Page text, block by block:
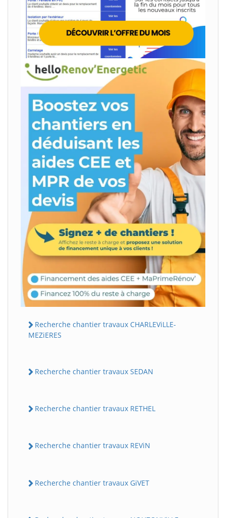
Recherche chantier travaux CHARLEViLLE-
MEZiERES
Recherche chantier travaux SEDAN
Recherche chantier travaux RETHEL
Recherche chantier travaux REViN
Recherche chantier travaux GiVET